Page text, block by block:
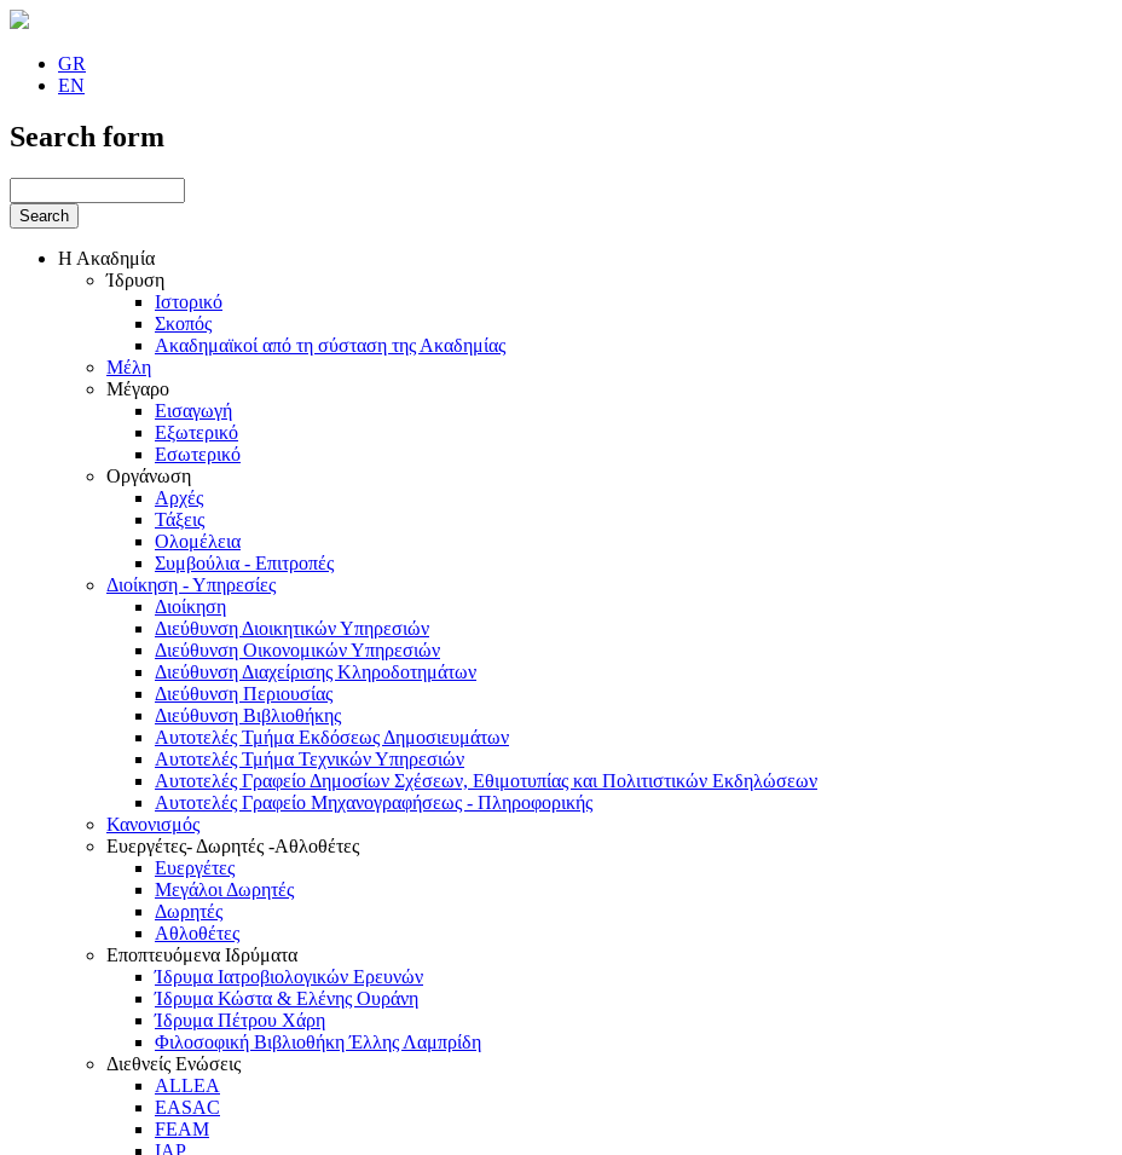
GR
EN
Search form
Η Ακαδημία
Ίδρυση
Ιστορικό
Σκοπός
Ακαδημαϊκοί από τη σύσταση της Ακαδημίας
Μέλη
Μέγαρο
Εισαγωγή
Εξωτερικό
Εσωτερικό
Οργάνωση
Αρχές
Τάξεις
Ολομέλεια
Συμβούλια - Επιτροπές
Διοίκηση - Υπηρεσίες
Διοίκηση
Διεύθυνση Διοικητικών Υπηρεσιών
Διεύθυνση Οικονομικών Υπηρεσιών
Διεύθυνση Διαχείρισης Κληροδοτημάτων
Διεύθυνση Περιουσίας
Διεύθυνση Βιβλιοθήκης
Αυτοτελές Τμήμα Εκδόσεως Δημοσιευμάτων
Αυτοτελές Τμήμα Τεχνικών Υπηρεσιών
Αυτοτελές Γραφείο Δημοσίων Σχέσεων, Εθιμοτυπίας και Πολιτιστικών Εκδηλώσεων
Αυτοτελές Γραφείο Μηχανογραφήσεως - Πληροφορικής
Κανονισμός
Ευεργέτες- Δωρητές -Αθλοθέτες
Ευεργέτες
Μεγάλοι Δωρητές
Δωρητές
Αθλοθέτες
Εποπτευόμενα Ιδρύματα
Ίδρυμα Ιατροβιολογικών Ερευνών
Ίδρυμα Κώστα & Ελένης Ουράνη
Ίδρυμα Πέτρου Χάρη
Φιλοσοφική Βιβλιοθήκη Έλλης Λαμπρίδη
Διεθνείς Ενώσεις
ALLEA
EASAC
FEAM
IAP